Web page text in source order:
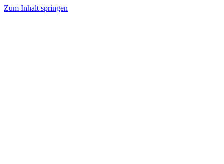
Zum Inhalt springen